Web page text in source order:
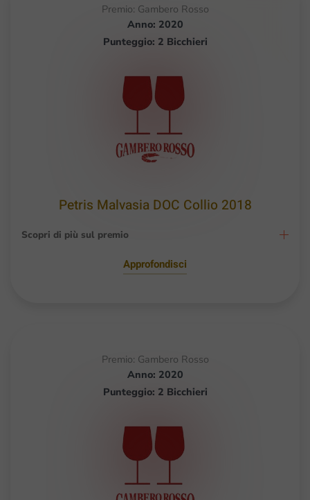
Premio: Gambero Rosso
Anno: 2020
Punteggio: 2 Bicchieri
Petris Malvasia DOC Collio 2018
Scopri di più sul premio
Approfondisci
Premio: Gambero Rosso
Anno: 2020
Punteggio: 2 Bicchieri